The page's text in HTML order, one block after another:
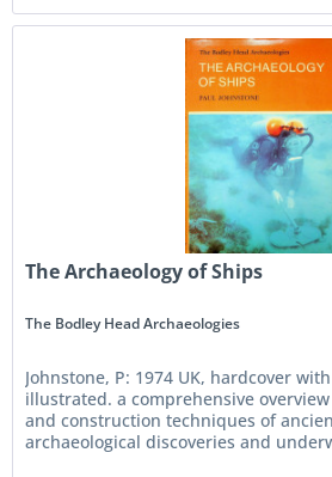
The Archaeology of Ships
The Bodley Head Archaeologies
Johnstone, P: 1974 UK, hardcover
illustrated. a comprehensive
and construction techniques of
archaeological discoveries and